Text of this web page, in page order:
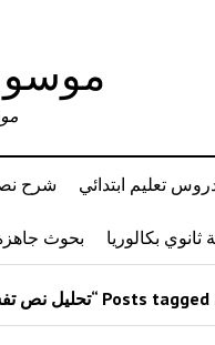
تعليم ابتدائي شرح
بكالوريا بحوث